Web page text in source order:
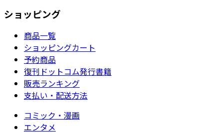
ショッピング
商品一覧
ショッピングカート
予約商品
復刊ドットコム発行書籍
販売ランキング
支払い・配送方法
コミック・漫画
エンタメ